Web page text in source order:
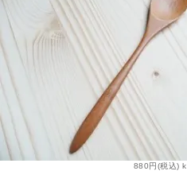
880円(税込)